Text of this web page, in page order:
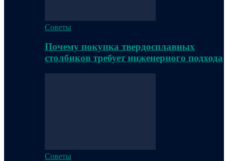
Советы
Почему покупка твердосплавных
столбиков требует инженерного подхода
Советы